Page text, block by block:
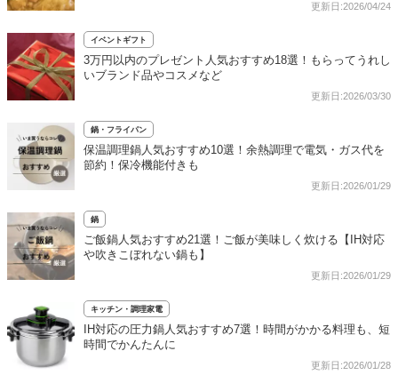
更新日:2026/04/24
イベントギフト
3万円以内のプレゼント人気おすすめ18選！もらってうれし
いブランド品やコスメなど
更新日:2026/03/30
鍋・フライパン
保温調理鍋人気おすすめ10選！余熱調理で電気・ガス代を
節約！保冷機能付きも
更新日:2026/01/29
鍋
ご飯鍋人気おすすめ21選！ご飯が美味しく炊ける【IH対応
や吹きこぼれない鍋も】
更新日:2026/01/29
キッチン・調理家電
IH対応の圧力鍋人気おすすめ7選！時間がかかる料理も、短
時間でかんたんに
更新日:2026/01/28